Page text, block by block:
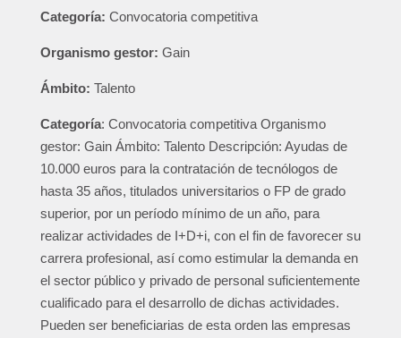
Categoría: Convocatoria competitiva
Organismo gestor: Gain
Ámbito: Talento
Categoría: Convocatoria competitiva Organismo
gestor: Gain Ámbito: Talento Descripción: Ayudas de
10.000 euros para la contratación de tecnólogos de
hasta 35 años, titulados universitarios o FP de grado
superior, por un período mínimo de un año, para
realizar actividades de I+D+i, con el fin de favorecer su
carrera profesional, así como estimular la demanda en
el sector público y privado de personal suficientemente
cualificado para el desarrollo de dichas actividades.
Pueden ser beneficiarias de esta orden las empresas